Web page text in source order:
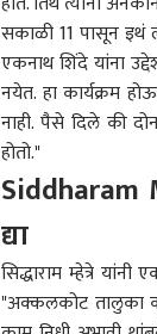
सकाळी 11 पासून
एकनाथ शिंदे यांना
नयेत. हा कार्यक्रम
नाही. पैसे दिले की
होतो."
Siddharam
द्या
सिद्धाराम म्हेत्रे यांनी
"अक्कलकोट तालुका